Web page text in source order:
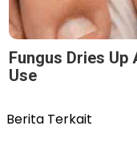
Fungus Dries
Use
Berita Terkait